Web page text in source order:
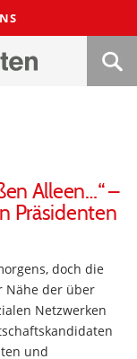
Alleen…“ –
Präsidenten
doch die
Nähe der über
Netzwerken
und